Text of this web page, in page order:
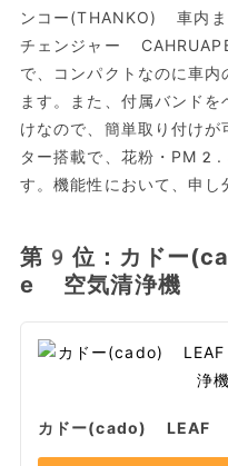
ンコー(THANKO) 車内
チェンジャー
で、コンパクトなのに車内
ます。また、付属バンド
けなので、簡単取り付け
ター搭載で、花粉・
す。機能性において、申し
第9位：カドー
e 空気清浄機
カドー(cado) LEAF